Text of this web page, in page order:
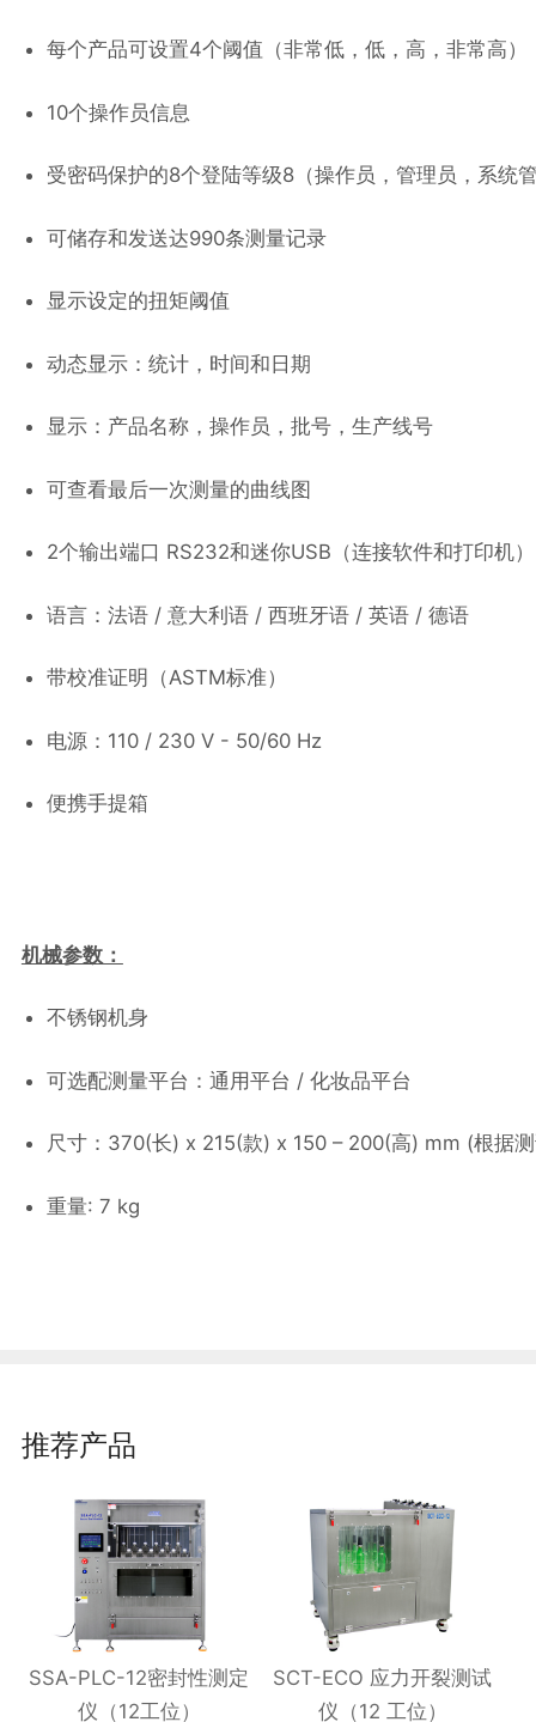
每个产品可设置4个阈值（非常低，低，高，非常高）
10个操作员信息
受密码保护的8个登陆等级8（操作员，管理员，系统
可储存和发送达990条测量记录
显示设定的扭矩阈值
动态显示：统计，时间和日期
显示：产品名称，操作员，批号，生产线号
可查看最后一次测量的曲线图
2个输出端口 RS232和迷你USB（连接软件和打印机）
语言：法语 / 意大利语 / 西班牙语 / 英语 / 德语
带校准证明（ASTM标准）
电源：110 / 230 V - 50/60 Hz
便携手提箱
机械参数：
不锈钢机身
可选配测量平台：通用平台 / 化妆品平台
尺寸：370(长) x 215(款) x 150 – 200(高) mm (根据
重量: 7 kg
推荐产品
SSA-PLC-12密封性测定
仪（12工位）
SCT-ECO 应力开裂测试
仪（12 工位）